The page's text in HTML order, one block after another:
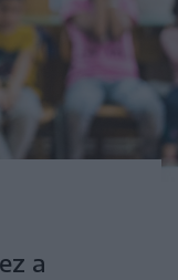
a